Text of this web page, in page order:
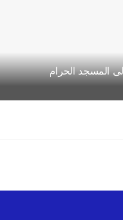
المسجد الحرام